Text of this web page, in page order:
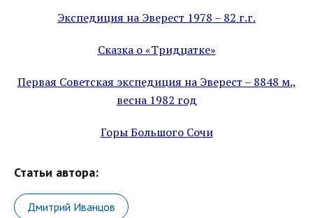
Экспедиция на Эверест 1978 – 82 г.г.
Сказка о «Тридцатке»
Первая Советская экспедиция на Эверест – 8848 м.,
весна 1982 год
Горы Большого Сочи
Статьи автора:
Дмитрий Иванцов